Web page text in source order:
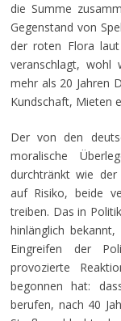
die Summe
Gegenstand von
der roten Flora
veranschlagt, wohl
mehr als 20 Jahren
Kundschaft, Mieten
Der von den
moralische
durchtränkt wie der
auf Risiko, beide
treiben. Das in
hinlänglich
Eingreifen der
provozierte
begonnen hat:
berufen, nach 40